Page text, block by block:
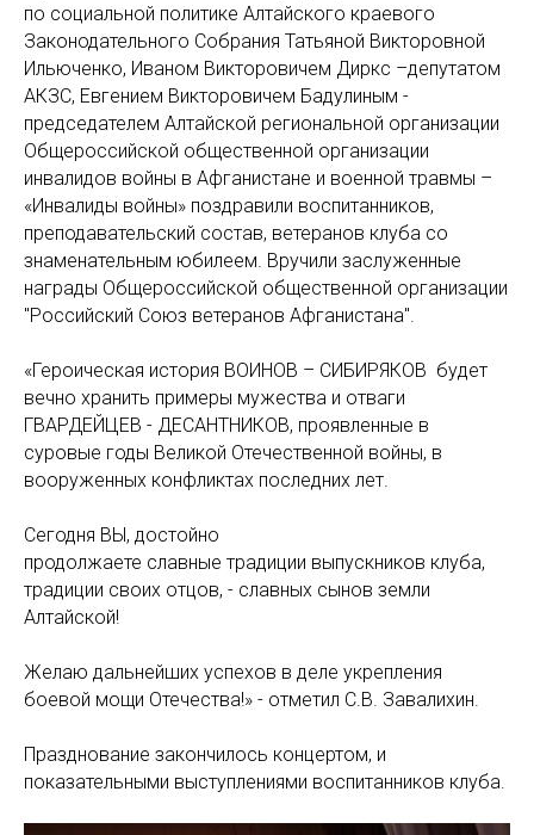
по социальной политике Алтайского краевого
Законодательного Собрания Татьяной Викторовной
Ильюченко, Иваном Викторовичем Диркс –депутатом
АКЗС, Евгением Викторовичем Бадулиным -
председателем Алтайской региональной организации
Общероссийской общественной организации
инвалидов войны в Афганистане и военной травмы –
«Инвалиды войны» поздравили воспитанников,
преподавательский состав, ветеранов клуба со
знаменательным юбилеем. Вручили заслуженные
награды Общероссийской общественной организации
"Российский Союз ветеранов Афганистана".
«Героическая история ВОИНОВ – СИБИРЯКОВ будет
вечно хранить примеры мужества и отваги
ГВАРДЕЙЦЕВ - ДЕСАНТНИКОВ, проявленные в
суровые годы Великой Отечественной войны, в
вооруженных конфликтах последних лет.
Сегодня ВЫ, достойно
продолжаете славные традиции выпускников клуба,
традиции своих отцов, - славных сынов земли
Алтайской!
Желаю дальнейших успехов в деле укрепления
боевой мощи Отечества!» - отметил С.В. Завалихин.
Празднование закончилось концертом, и
показательными выступлениями воспитанников клуба.